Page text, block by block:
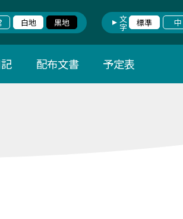
白地 黒地 文字 標準 中
配布文書 予定表